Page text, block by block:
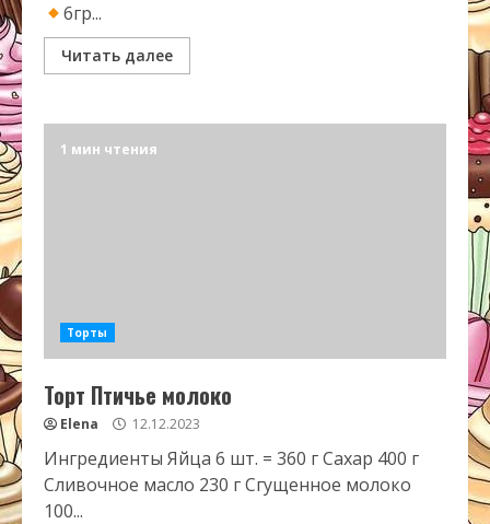
6гр...
Читать далее
1 мин чтения
Торты
Торт Птичье молоко
Elena 12.12.2023
Ингредиенты Яйца 6 шт. = 360 г Сахар 400 г
Сливочное масло 230 г Сгущенное молоко
100...